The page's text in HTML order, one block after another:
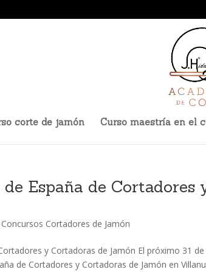
corte de jamón Curso maestría en el
España de Cortadores
Concursos Cortadores de Jamón
y Cortadoras de Jamón El próximo 31
de Cortadores y Cortadoras de Jamón en